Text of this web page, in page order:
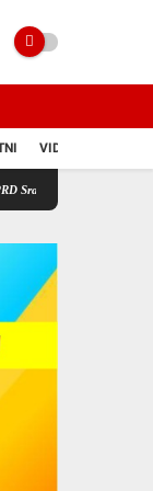
VIDIO
Potensi Cacat Hukum